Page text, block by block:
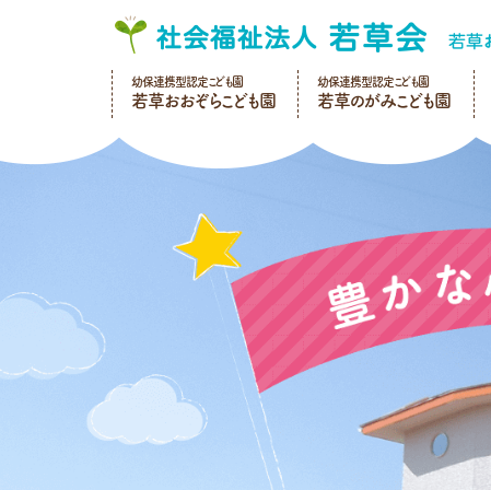
幼保連携型認定こども園
若草おおぞらこども園
幼保連携型認定こども園
若草のがみこども園